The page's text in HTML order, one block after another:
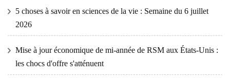
5 choses à savoir en sciences de la vie : Semaine du 6 juillet
2026
Mise à jour économique de mi-année de RSM aux États-Unis :
les chocs d'offre s'atténuent